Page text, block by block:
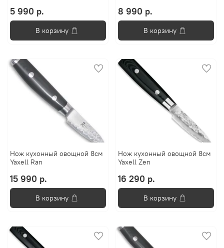
5 990 р.
В корзину
8 990 р.
В корзину
Нож кухонный овощной 8см
Yaxell Ran
15 990 р.
В корзину
Нож кухонный овощной 8см
Yaxell Zen
16 290 р.
В корзину